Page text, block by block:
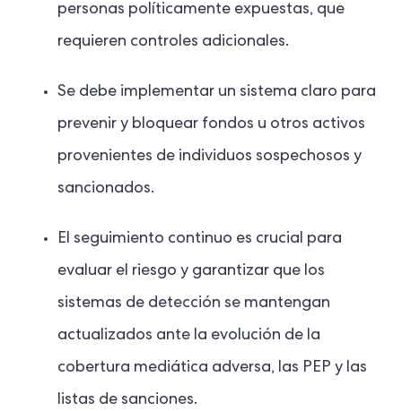
personas políticamente expuestas, que
requieren controles adicionales.
Se debe implementar un sistema claro para
prevenir y bloquear fondos u otros activos
provenientes de individuos sospechosos y
sancionados.
El seguimiento continuo es crucial para
evaluar el riesgo y garantizar que los
sistemas de detección se mantengan
actualizados ante la evolución de la
cobertura mediática adversa, las PEP y las
listas de sanciones.